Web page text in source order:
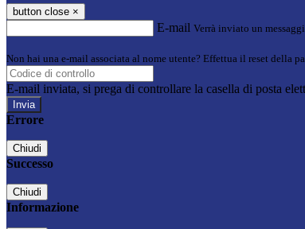
button close ×
E-mail Verrà inviato un
Non hai una e-mail associata al nome utente? Effettua il reset della
E-mail inviata, si prega di controllare la casella di posta
Errore
Chiudi
Successo
Chiudi
Informazione